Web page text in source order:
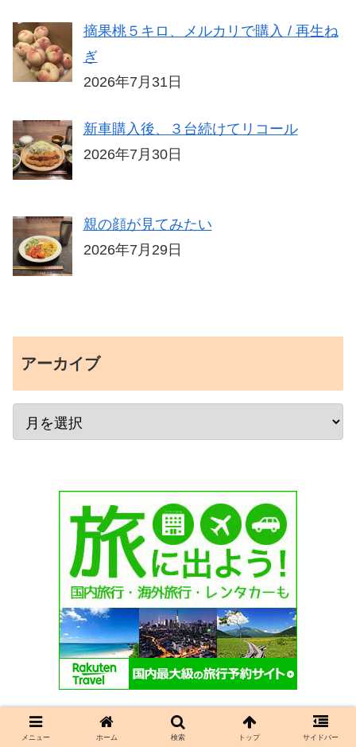
摘果桃５キロ、メルカリで購入 / 再生ね
ぎ
2026年7月31日
新車購入後、３台続けてリコール
2026年7月30日
親の顔が見てみたい
2026年7月29日
アーカイブ
メニュー ホーム 検索 トップ サイドバー